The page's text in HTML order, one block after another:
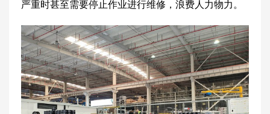
严重时甚至需要停止作业进行维修，浪费人力物力。